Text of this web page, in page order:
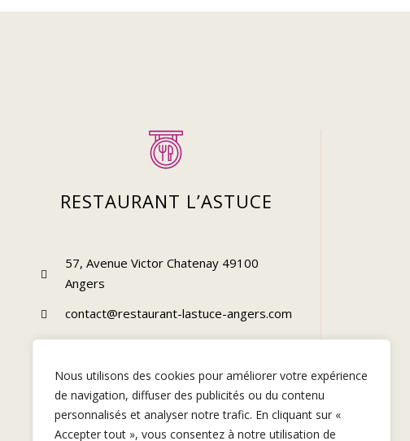
Nous utilisons des cookies pour améliorer votre expérience
de navigation, diffuser des publicités ou du contenu
personnalisés et analyser notre trafic. En cliquant sur «
Accepter tout », vous consentez à notre utilisation de
RESTAURANT L’ASTUCE
57, Avenue Victor Chatenay 49100
Angers
contact@restaurant-lastuce-angers.com
02 41 60 06 80 // 06 68 77 28 12